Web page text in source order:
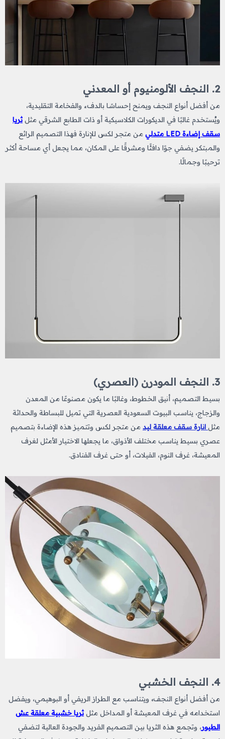
2. النجف الألومنيوم أو المعدني
من أفضل أنواع النجف ويمنح إحساسًا بالدفء والفخامة التقليدية،
ويُستخدم غالبًا في الديكورات الكلاسيكية أو ذات الطابع الشرقي مثلثريا
سقف إضاءة LED متدلي
من متجر لكس للإنارة فهذا التصميم الرائع
والمبتكر يضفي جوًا دافئًا ومشرقًا على المكان، مما يجعل أي مساحة أكثر
ترحيبًا وجمالًا.
3. النجف المودرن (العصري)
بسيط التصميم، أنيق الخطوط، وغالبًا ما يكون مصنوعًا من المعدن
والزجاج، يناسب البيوت السعودية العصرية التي تميل للبساطة والحداثة
مثل انارة سقف معلقة ليد من متجر لكس وتتميز هذه الإضاءة بتصميم
عصري بسيط يناسب مختلف الأذواق، ما يجعلها الاختيار الأمثل لغرف
المعيشة، غرف النوم، الفيلات، أو حتى غرف الفنادق.
4. النجف الخشبي
من أفضل أنواع النجف، ويتناسب مع الطراز الريفي أو البوهيمي، ويفضل
استخدامه في غرف المعيشة أو المداخل مثلثريا خشبية معلقة عش
الطيور، وتجمع هذه الثريا بين التصميم الفريد والجودة العالية لتضفي